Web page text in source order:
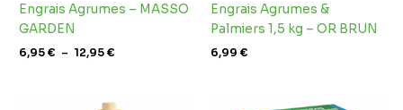
Engrais Agrumes – MASSO
GARDEN
6,95€ – 12,95€
Engrais Agrumes &
Palmiers 1,5 kg – OR BRUN
6,99 €